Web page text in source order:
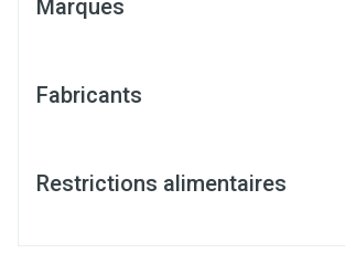
Marques
Fabricants
Restrictions alimentaires